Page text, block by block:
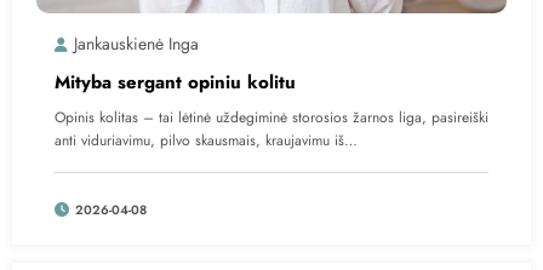
Jankauskienė Inga
Mityba sergant opiniu kolitu
Opinis kolitas – tai lėtinė uždegiminė storosios žarnos liga, pasireiški
anti viduriavimu, pilvo skausmais, kraujavimu iš…
2026-04-08